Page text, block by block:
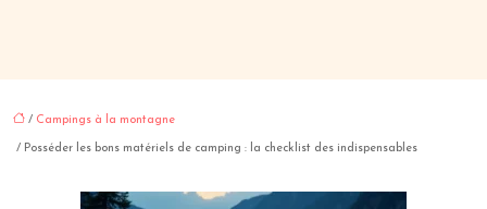
/ Campings à la montagne
/ Posséder les bons matériels de camping : la checklist des indispensables